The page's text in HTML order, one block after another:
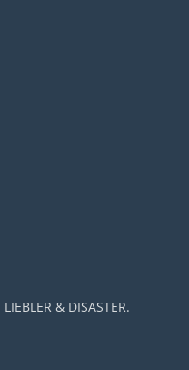
& DISASTER.